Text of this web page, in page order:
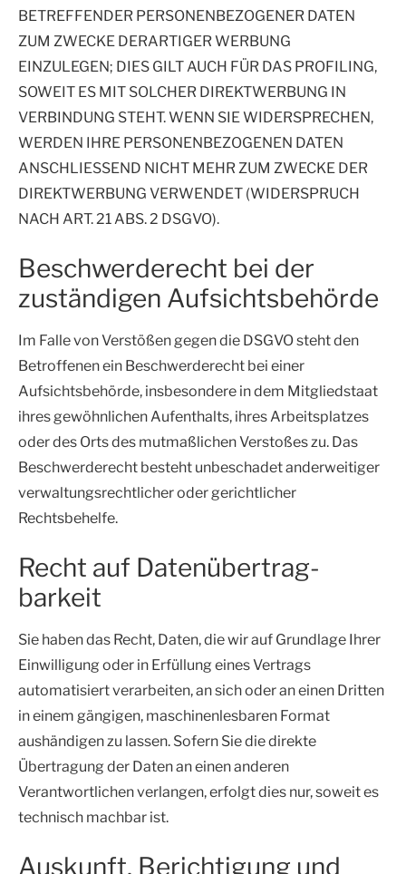
BETREFFENDER PERSONENBEZOGENER DATEN
ZUM ZWECKE DERARTIGER WERBUNG
EINZULEGEN; DIES GILT AUCH FÜR DAS PROFILING,
SOWEIT ES MIT SOLCHER DIREKTWERBUNG IN
VERBINDUNG STEHT. WENN SIE WIDERSPRECHEN,
WERDEN IHRE PERSONENBEZOGENEN DATEN
ANSCHLIESSEND NICHT MEHR ZUM ZWECKE DER
DIREKTWERBUNG VERWENDET (WIDERSPRUCH
NACH ART. 21 ABS. 2 DSGVO).
Beschwerde­recht bei der
zuständigen Aufsichts­behörde
Im Falle von Verstößen gegen die DSGVO steht den
Betroffenen ein Beschwerderecht bei einer
Aufsichtsbehörde, insbesondere in dem Mitgliedstaat
ihres gewöhnlichen Aufenthalts, ihres Arbeitsplatzes
oder des Orts des mutmaßlichen Verstoßes zu. Das
Beschwerderecht besteht unbeschadet anderweitiger
verwaltungsrechtlicher oder gerichtlicher
Rechtsbehelfe.
Recht auf Daten­übertrag­
barkeit
Sie haben das Recht, Daten, die wir auf Grundlage Ihrer
Einwilligung oder in Erfüllung eines Vertrags
automatisiert verarbeiten, an sich oder an einen Dritten
in einem gängigen, maschinenlesbaren Format
aushändigen zu lassen. Sofern Sie die direkte
Übertragung der Daten an einen anderen
Verantwortlichen verlangen, erfolgt dies nur, soweit es
technisch machbar ist.
Auskunft, Berichtigung und